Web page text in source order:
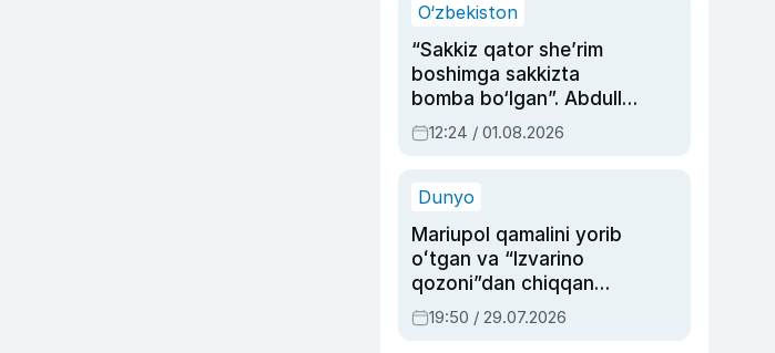
O‘zbekiston
“Sakkiz qator she’rim
boshimga sakkizta
bomba bo‘lgan”. Abdulla
Oripovni siyosiy
ayblovlardan asrab
12:24 / 01.08.2026
Dunyo
Mariupol qamalini yorib
oʻtgan va “Izvarino
qozoni”dan chiqqan
qahramon — Ukraina
armiyasi bosh
19:50 / 29.07.2026